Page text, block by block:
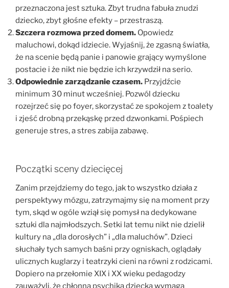
przeznaczona jest sztuka. Zbyt trudna fabuła znudzi
dziecko, zbyt głośne efekty – przestraszą.
Szczera rozmowa przed domem. Opowiedz
maluchowi, dokąd idziecie. Wyjaśnij, że zgasną światła,
że na scenie będą panie i panowie grający wymyślone
postacie i że nikt nie będzie ich krzywdził na serio.
Odpowiednie zarządzanie czasem. Przyjdźcie
minimum 30 minut wcześniej. Pozwól dziecku
rozejrzeć się po foyer, skorzystać ze spokojem z toalety
i zjeść drobną przekąskę przed dzwonkami. Pośpiech
generuje stres, a stres zabija zabawę.
Początki sceny dziecięcej
Zanim przejdziemy do tego, jak to wszystko działa z
perspektywy mózgu, zatrzymajmy się na moment przy
tym, skąd w ogóle wziął się pomysł na dedykowane
sztuki dla najmłodszych. Setki lat temu nikt nie dzielił
kultury na „dla dorosłych” i „dla maluchów”. Dzieci
słuchały tych samych baśni przy ogniskach, oglądały
ulicznych kuglarzy i teatrzyki cieni na równi z rodzicami.
Dopiero na przełomie XIX i XX wieku pedagodzy
zauważyli, że chłonna psychika dziecka wymaga